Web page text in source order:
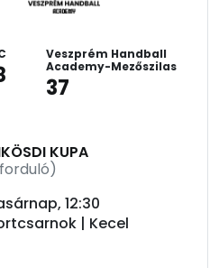
Veszprém Handball
Academy-Mezőszilas
37
KUPA
12:30
| Kecel